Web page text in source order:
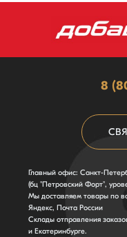
8
Главный офис: Санкт-
(бц "Петровский Форт",
Мы доставляем товары по
Яндекс, Почта России
Склады отправления
и Екатеринбурге.